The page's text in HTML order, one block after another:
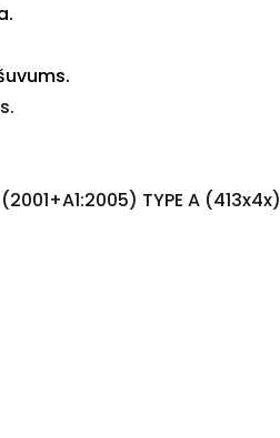
TYPE A (413x4x)
Sazinies